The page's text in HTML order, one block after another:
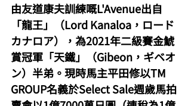
由友道康夫訓練嘅L'Avenue出自
「龍王」（Lord Kanaloa，ロード
カナロア），為2021年二級賽金鯱
賞冠軍「天鐵」（Gibeon，ギベオ
ン）半弟。現時馬主平田修以TM
GROUP名義於Select Sale週歲馬拍